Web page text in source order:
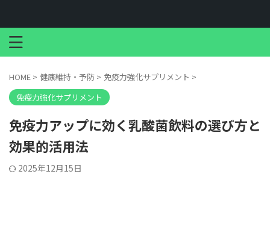
HOME > 健康維持・予防 > 免疫力強化サプリメント >
免疫力強化サプリメント
免疫力アップに効く乳酸菌飲料の選び方と
効果的活用法
2025年12月15日